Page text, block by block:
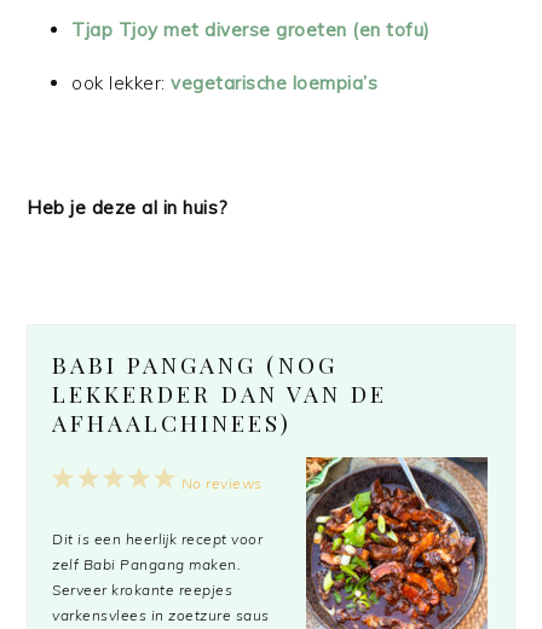
Tjap Tjoy met diverse groeten (en tofu)
ook lekker:vegetarische loempia’s
Heb je deze al in huis?
BABI PANGANG (NOG
LEKKERDER DAN VAN DE
AFHAALCHINEES)
5
4
3
2
1
No reviews
Dit is een heerlijk recept voor
zelf Babi Pangang maken.
Serveer krokante reepjes
varkensvlees in zoetzure saus